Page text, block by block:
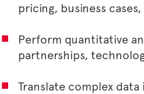
pricing, business
Perform quantitative
partnerships,
Translate complex